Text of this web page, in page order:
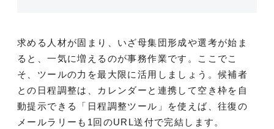
求める人材が固まり、いざ母集団形成や選考が始ま
ると、一気に増えるのが事務作業です。ここでこ
そ、ツールの力を最大限に活用しましょう。候補者
との日程調整は、カレンダーと連携して空き枠を自
動提示できる「日程調整ツール」を使えば、往復の
メールラリーも1回のURL送付で完結します。